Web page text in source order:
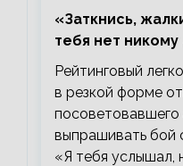
«Заткнись,
тебя нет
Майкл Чендлер
Рейтинговый
в резкой форме
выпрашивать бой
«Я тебя услышал,